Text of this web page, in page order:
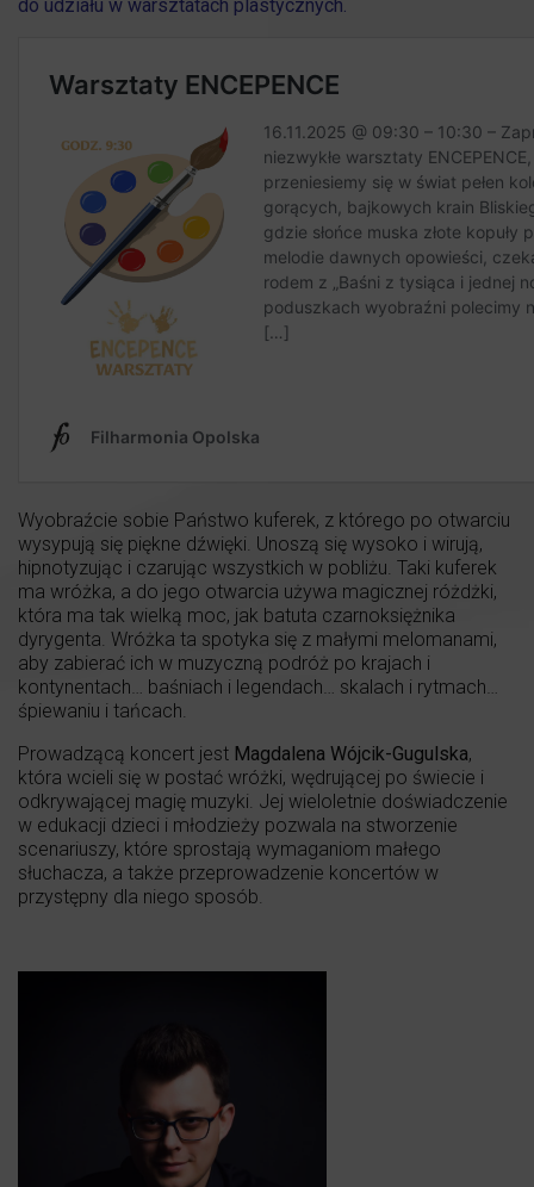
do udziału w warsztatach plastycznych.
Wyobraźcie sobie Państwo kuferek, z którego po otwarciu
wysypują się piękne dźwięki. Unoszą się wysoko i wirują,
hipnotyzując i czarując wszystkich w pobliżu. Taki kuferek
ma wróżka, a do jego otwarcia używa magicznej różdżki,
która ma tak wielką moc, jak batuta czarnoksiężnika
dyrygenta. Wróżka ta spotyka się z małymi melomanami,
aby zabierać ich w muzyczną podróż po krajach i
kontynentach… baśniach i legendach… skalach i rytmach…
śpiewaniu i tańcach.
Prowadzącą koncert jest Magdalena Wójcik-Gugulska,
która wcieli się w postać wróżki, wędrującej po świecie i
odkrywającej magię muzyki. Jej wieloletnie doświadczenie
w edukacji dzieci i młodzieży pozwala na stworzenie
scenariuszy, które sprostają wymaganiom małego
słuchacza, a także przeprowadzenie koncertów w
przystępny dla niego sposób.